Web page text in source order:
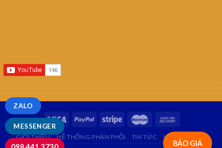
BÁO GIÁ
GIỚI THIỆU HỆ THỐNG PHÂN PHỐI TIN TỨC LIÊN HỆ
MESSENGER
ZALO